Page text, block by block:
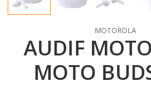
MOTOROLA
AUDIF
MOTO